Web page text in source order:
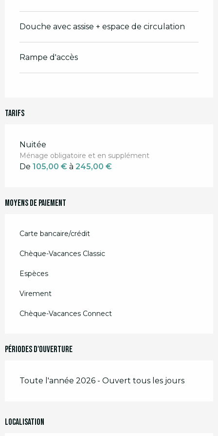
Douche avec assise + espace de circulation
Rampe d'accès
Tarifs
Tarifs 2026
Nuitée
Ménage obligatoire et en supplément
De 105,00 € à 245,00 €
Moyens de paiement
Carte bancaire/crédit
Chèque-Vacances Classic
Espèces
Virement
Chèque-Vacances Connect
Périodes d'ouverture
Toute l'année 2026 - Ouvert tous les jours
Localisation